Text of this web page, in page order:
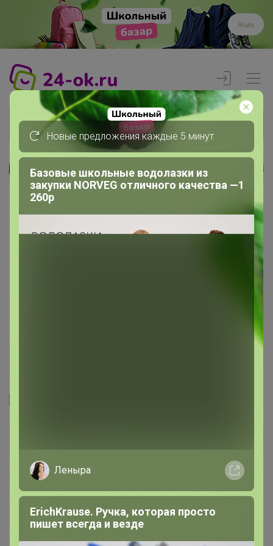
Жми
Главная
Вход
Войти с помощью других сервисов
Новые предложения каждые 5 минут
Базовые школьные водолазки из
закупки NORVEG отличного качества —1
260р
Леныра
ErichKrause. Ручка, которая просто
пишет всегда и везде